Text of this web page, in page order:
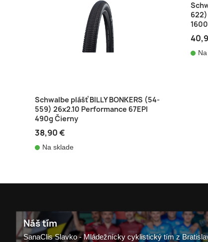
Schwalbe plášť BILLY BONKERS (54-
559) 26x2.10 Performance 67EPI
490g Čierny
38,90 €
Na sklade
Náš tím
SanaClis Slavko - Mládežnícky cyklistický tím z